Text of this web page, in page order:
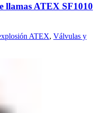
llamas ATEX SF1010
ATEX, Válvulas y